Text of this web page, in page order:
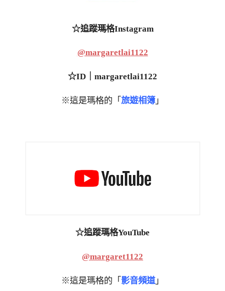
☆追蹤瑪格Instagram
@margaretlai1122
☆ID｜margaretlai1122
※這是瑪格的「 旅遊相簿 」
☆追蹤瑪格YouTube
@margaret1122
※這是瑪格的「 影音頻道 」